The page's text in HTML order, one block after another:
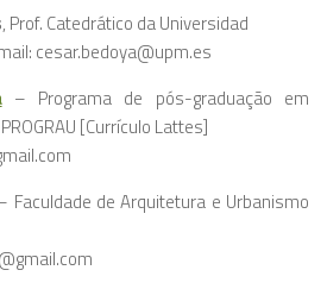
, Prof. Catedrático da Universidad
cesar.bedoya@upm.es
– Programa de pós-graduação em
[Currículo Lattes]
Faculdade de Arquitetura e Urbanismo